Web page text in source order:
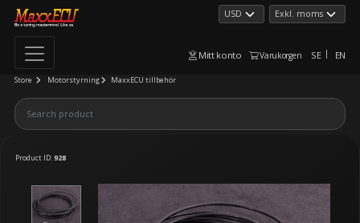
Mitt konto Varukorgen SE EN
Store Motorstyrning MaxxECU tillbehör
Product ID:928